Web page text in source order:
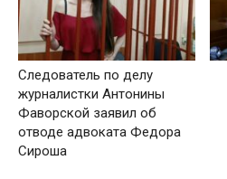
Следователь по делу
журналистки Антонины
Фаворской заявил об
отводе адвоката Федора
Сироша